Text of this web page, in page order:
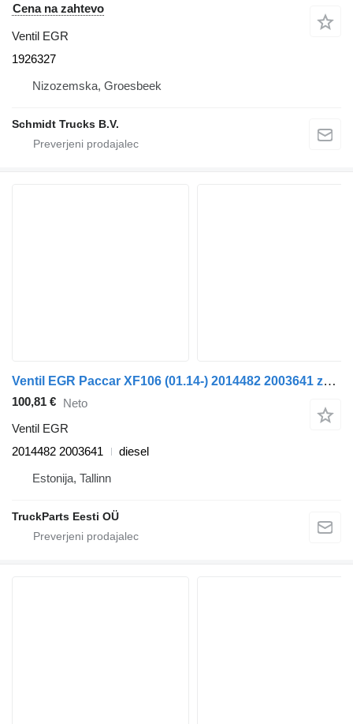
Cena na zahtevo
Ventil EGR
1926327
Nizozemska, Groesbeek
Schmidt Trucks B.V.
Ventil EGR Paccar XF106 (01.14-) 2014482 2003641 za vlačilec DAF XF106 (2014-)
100,81 € Neto
Ventil EGR
2014482 2003641
diesel
Estonija, Tallinn
TruckParts Eesti OÜ